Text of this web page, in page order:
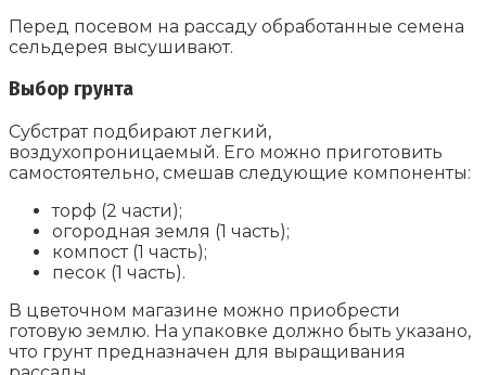
Перед посевом на рассаду обработанные семена
сельдерея высушивают.
Выбор грунта
Субстрат подбирают легкий,
воздухопроницаемый. Его можно приготовить
самостоятельно, смешав следующие компоненты:
торф (2 части);
огородная земля (1 часть);
компост (1 часть);
песок (1 часть).
В цветочном магазине можно приобрести
готовую землю. На упаковке должно быть указано,
что грунт предназначен для выращивания